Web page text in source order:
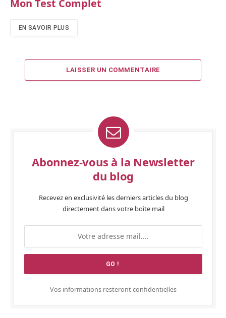
Mon Test Complet
EN SAVOIR PLUS
LAISSER UN COMMENTAIRE
Abonnez-vous à la Newsletter
du blog
Recevez en exclusivité les derniers articles du blog
directement dans votre boite mail
Vos informations resteront confidentielles